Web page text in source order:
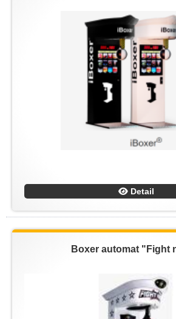
Detail
Boxer automat "Fight